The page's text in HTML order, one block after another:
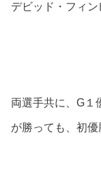
デビッド・フィ
両選手共に、G１
が勝っても、初優